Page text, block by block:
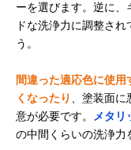
ーを選びます。逆に
ドな洗浄力に調整され
う。
間違った適応色に使
くなったり
、塗装面
意が必要です。
メタリ
の中間くらいの洗浄力